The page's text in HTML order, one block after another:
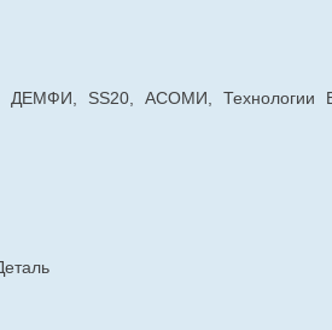
ДЕМФИ, SS20, АСОМИ, Технологии